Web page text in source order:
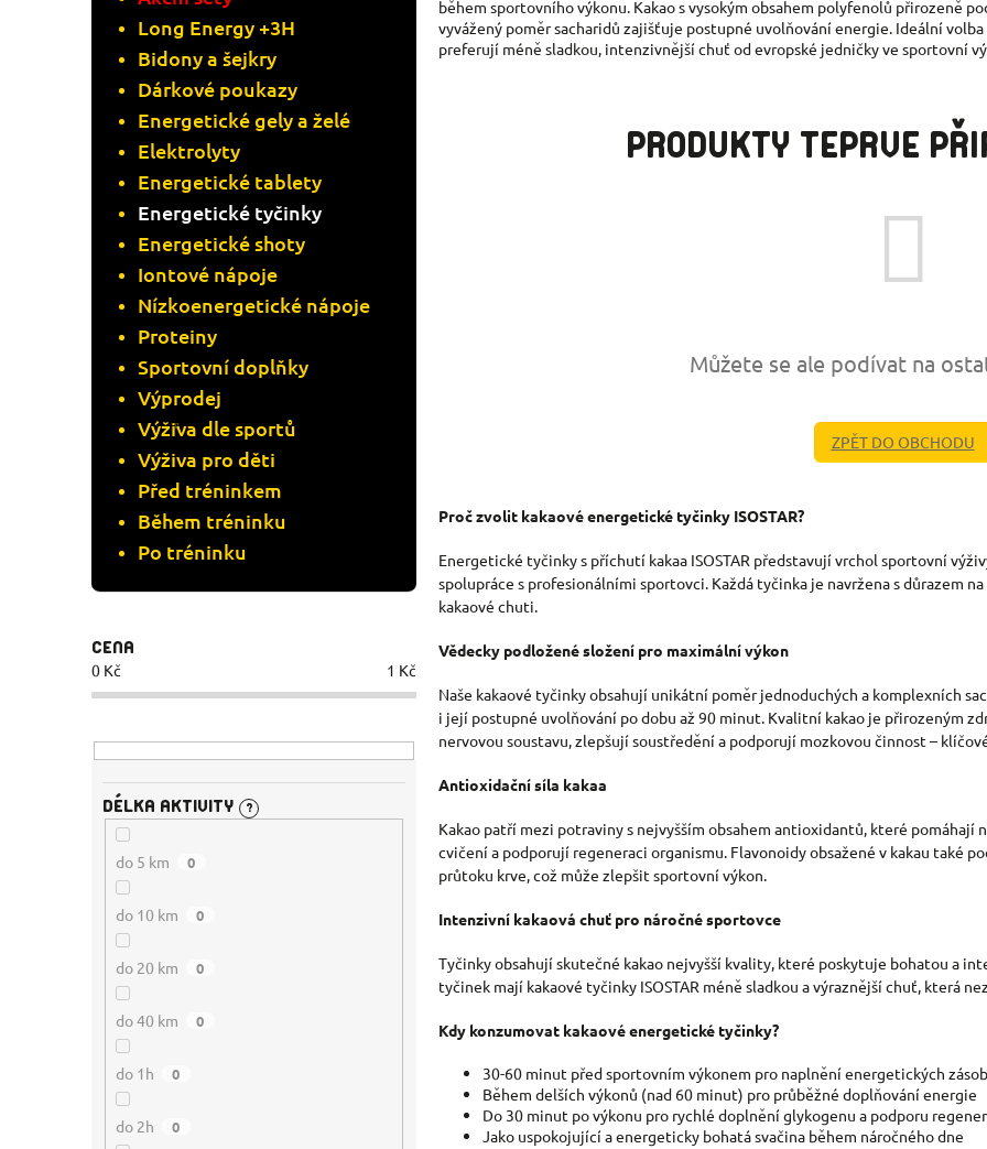
Long Energy +3H
Bidony a šejkry
Dárkové poukazy
Energetické gely a želé
Elektrolyty
Energetické tablety
Energetické tyčinky
Energetické shoty
Iontové nápoje
Nízkoenergetické nápoje
Proteiny
Sportovní doplňky
Výprodej
Výživa dle sportů
Výživa pro děti
Před tréninkem
Během tréninku
Po tréninku
CENA
0 Kč 1 Kč
DÉLKA AKTIVITY ?
do 5 km 0
do 10 km 0
do 20 km 0
do 40 km 0
do 1h 0
do 2h 0
během sportovního výkonu. Kakao s vysokým obsahem polyfenolů přirozeně
vyvážený poměr sacharidů zajišťuje postupné uvolňování energie. Ideální
preferují méně sladkou, intenzivnější chuť od evropské jedničky ve sportovní
PRODUKTY TEPRVE
Můžete se ale podívat na
ZPĚT DO OBCHODU
Proč zvolit kakaové energetické tyčinky ISOSTAR?
Energetické tyčinky s příchutí kakaa ISOSTAR představují vrchol sportovní
spolupráce s profesionálními sportovci. Každá tyčinka je navržena s důrazem
kakaové chuti.
Vědecky podložené složení pro maximální výkon
Naše kakaové tyčinky obsahují unikátní poměr jednoduchých a komplexních
i její postupné uvolňování po dobu až 90 minut. Kvalitní kakao je přirozeným
nervovou soustavu, zlepšují soustředění a podporují mozkovou činnost –
Antioxidační síla kakaa
Kakao patří mezi potraviny s nejvyšším obsahem antioxidantů, které
cvičení a podporují regeneraci organismu. Flavonoidy obsažené v kakau také
průtoku krve, což může zlepšit sportovní výkon.
Intenzivní kakaová chuť pro náročné sportovce
Tyčinky obsahují skutečné kakao nejvyšší kvality, které poskytuje bohatou a
tyčinek mají kakaové tyčinky ISOSTAR méně sladkou a výraznější chuť, která
Kdy konzumovat kakaové energetické tyčinky?
30-60 minut před sportovním výkonem pro naplnění energetických zásob
Během delších výkonů (nad 60 minut) pro průběžné doplňování energie
Do 30 minut po výkonu pro rychlé doplnění glykogenu a podporu
Jako uspokojující a energeticky bohatá svačina během náročného dne